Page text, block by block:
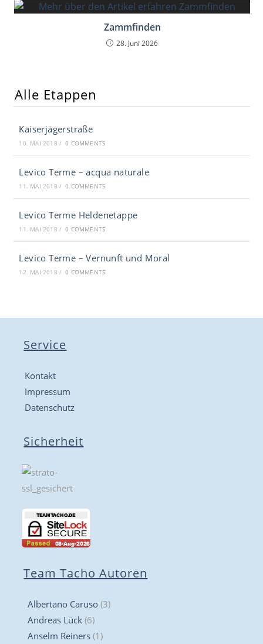
Zammfinden
28. Juni 2026
Alle Etappen
Kaiserjägerstraße
10. MAI 2018 / 0 COMMENTS
Levico Terme – acqua naturale
11. MAI 2018 / 0 COMMENTS
Levico Terme Heldenetappe
11. MAI 2018 / 0 COMMENTS
Levico Terme – Vernunft und Moral
12. MAI 2018 / 0 COMMENTS
Service
Kontakt
Impressum
Datenschutz
Sicherheit
Team Tacho Autoren
Albertano Caruso (3)
Andreas Lück (6)
Anselm Reiners (1)